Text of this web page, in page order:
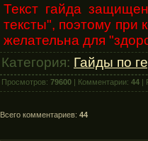
Текст гайда
тексты", поэтому при
желательна для
Категория: Гайды по
Просмотров: 79600 | Комментарии: 44 |
Всего комментариев: 44